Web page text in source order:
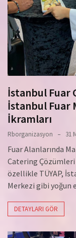
İstanbul Fuar
İstanbul Fuar
İkramları
Rborganizasyon 31
Fuar Alanlarında
Catering
özellikle TÜYAP,
Merkezi gibi yoğun
DETAYLARI GÖR